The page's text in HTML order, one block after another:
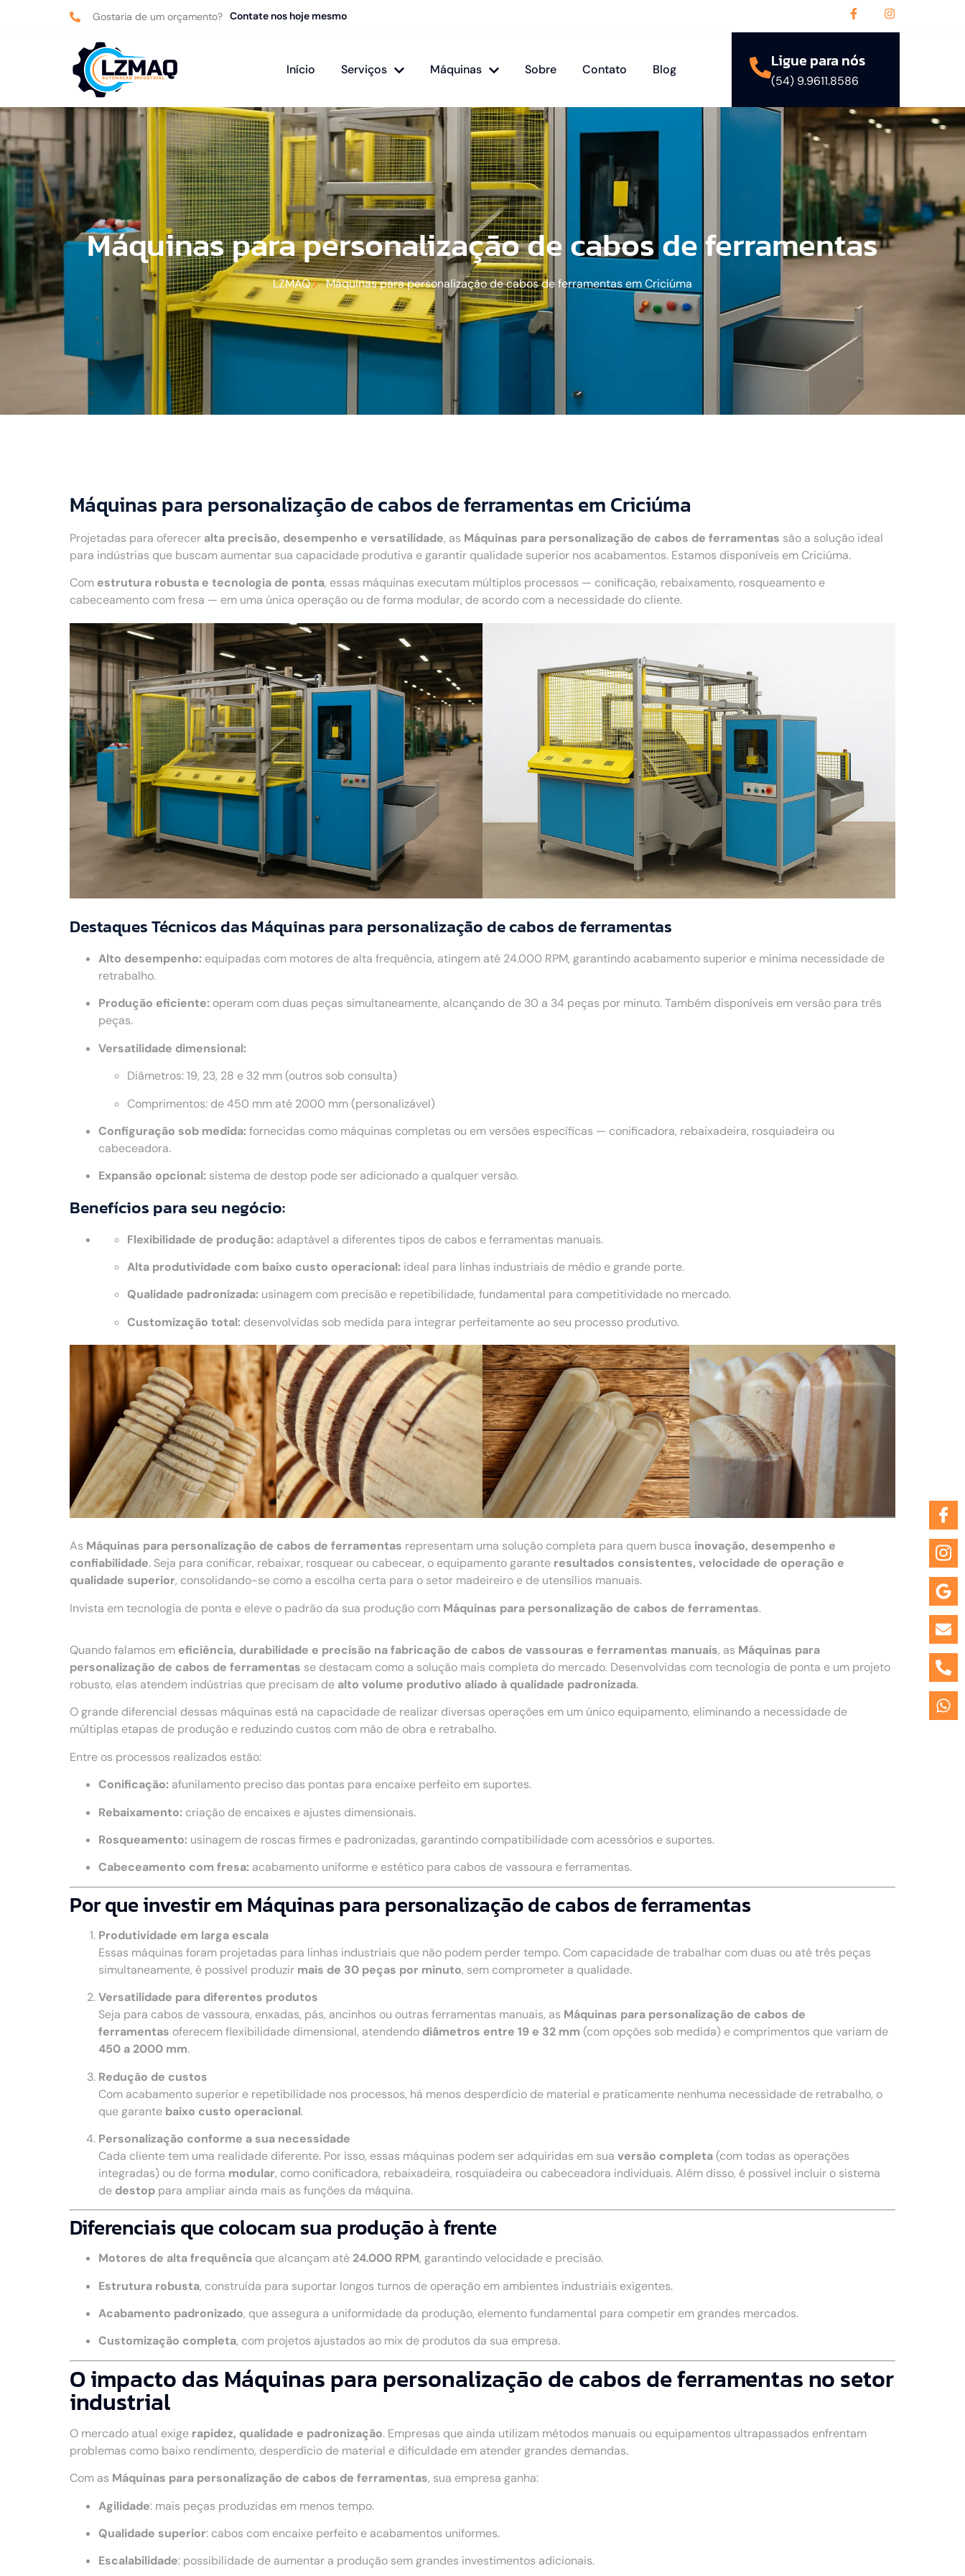
Gostaria de um orçamento? Contate nos hoje mesmo
Início Serviços Máquinas Sobre Contato Blog Ligue para nós
(54) 9.9611.8586
Máquinas para personalização de cabos de ferramentas
LZMAQ Máquinas para personalização de cabos de ferramentas em Criciúma
Máquinas para personalização de cabos de ferramentas em Criciúma
Projetadas para oferecer alta precisão, desempenho e versatilidade, as Máquinas para personalização de cabos de ferramentas são a solução ideal
para indústrias que buscam aumentar sua capacidade produtiva e garantir qualidade superior nos acabamentos. Estamos disponíveis em Criciúma.
Com estrutura robusta e tecnologia de ponta, essas máquinas executam múltiplos processos — conificação, rebaixamento, rosqueamento e
cabeceamento com fresa — em uma única operação ou de forma modular, de acordo com a necessidade do cliente.
Destaques Técnicos das Máquinas para personalização de cabos de ferramentas
Alto desempenho: equipadas com motores de alta frequência, atingem até 24.000 RPM, garantindo acabamento superior e mínima necessidade de
retrabalho.
Produção eficiente: operam com duas peças simultaneamente, alcançando de 30 a 34 peças por minuto. Também disponíveis em versão para três
peças.
Versatilidade dimensional:
Diâmetros: 19, 23, 28 e 32 mm (outros sob consulta)
Comprimentos: de 450 mm até 2000 mm (personalizável)
Configuração sob medida:fornecidas como máquinas completas ou em versões específicas — conificadora, rebaixadeira, rosquiadeira ou
cabeceadora.
Expansão opcional: sistema de destop pode ser adicionado a qualquer versão.
Benefícios para seu negócio:
Flexibilidade de produção: adaptável a diferentes tipos de cabos e ferramentas manuais.
Alta produtividade com baixo custo operacional: ideal para linhas industriais de médio e grande porte.
Qualidade padronizada: usinagem com precisão e repetibilidade, fundamental para competitividade no mercado.
Customização total: desenvolvidas sob medida para integrar perfeitamente ao seu processo produtivo.
As Máquinas para personalização de cabos de ferramentas representam uma solução completa para quem busca inovação, desempenho e
confiabilidade. Seja para conificar, rebaixar, rosquear ou cabecear, o equipamento garante resultados consistentes, velocidade de operação e
qualidade superior, consolidando-se como a escolha certa para o setor madeireiro e de utensílios manuais.
Invista em tecnologia de ponta e eleve o padrão da sua produção com Máquinas para personalização de cabos de ferramentas.
Quando falamos em eficiência, durabilidade e precisão na fabricação de cabos de vassouras e ferramentas manuais, as Máquinas para
personalização de cabos de ferramentas se destacam como a solução mais completa do mercado. Desenvolvidas com tecnologia de ponta e um projeto
robusto, elas atendem indústrias que precisam de alto volume produtivo aliado à qualidade padronizada.
O grande diferencial dessas máquinas está na capacidade de realizar diversas operações em um único equipamento, eliminando a necessidade de
múltiplas etapas de produção e reduzindo custos com mão de obra e retrabalho.
Entre os processos realizados estão:
Conificação: afunilamento preciso das pontas para encaixe perfeito em suportes.
Rebaixamento: criação de encaixes e ajustes dimensionais.
Rosqueamento: usinagem de roscas firmes e padronizadas, garantindo compatibilidade com acessórios e suportes.
Cabeceamento com fresa: acabamento uniforme e estético para cabos de vassoura e ferramentas.
Por que investir em Máquinas para personalização de cabos de ferramentas
Produtividade em larga escala
Essas máquinas foram projetadas para linhas industriais que não podem perder tempo. Com capacidade de trabalhar com duas ou até três peças
simultaneamente, é possível produzir mais de 30 peças por minuto, sem comprometer a qualidade.
Versatilidade para diferentes produtos
Seja para cabos de vassoura, enxadas, pás, ancinhos ou outras ferramentas manuais, as Máquinas para personalização de cabos de
ferramentas oferecem flexibilidade dimensional, atendendo diâmetros entre 19 e 32 mm (com opções sob medida) e comprimentos que variam de
450 a 2000 mm.
Redução de custos
Com acabamento superior e repetibilidade nos processos, há menos desperdício de material e praticamente nenhuma necessidade de retrabalho, o
que garante baixo custo operacional.
Personalização conforme a sua necessidade
Cada cliente tem uma realidade diferente. Por isso, essas máquinas podem ser adquiridas em sua versão completa (com todas as operações
integradas) ou de forma modular, como conificadora, rebaixadeira, rosquiadeira ou cabeceadora individuais. Além disso, é possível incluir o sistema
de destop para ampliar ainda mais as funções da máquina.
Diferenciais que colocam sua produção à frente
Motores de alta frequência que alcançam até 24.000 RPM, garantindo velocidade e precisão.
Estrutura robusta, construída para suportar longos turnos de operação em ambientes industriais exigentes.
Acabamento padronizado, que assegura a uniformidade da produção, elemento fundamental para competir em grandes mercados.
Customização completa, com projetos ajustados ao mix de produtos da sua empresa.
O impacto das Máquinas para personalização de cabos de ferramentas no setor
industrial
O mercado atual exige rapidez, qualidade e padronização. Empresas que ainda utilizam métodos manuais ou equipamentos ultrapassados enfrentam
problemas como baixo rendimento, desperdício de material e dificuldade em atender grandes demandas.
Com as Máquinas para personalização de cabos de ferramentas, sua empresa ganha:
Agilidade: mais peças produzidas em menos tempo.
Qualidade superior: cabos com encaixe perfeito e acabamentos uniformes.
Escalabilidade: possibilidade de aumentar a produção sem grandes investimentos adicionais.